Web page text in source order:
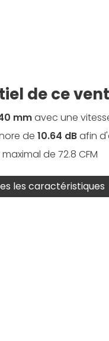
de ce
mmavec une
de 10.64 dBafin
de 72.8 CFM
les caractéristiques